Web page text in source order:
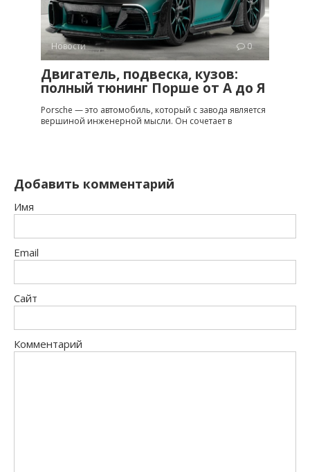
Новости 0
Двигатель, подвеска, кузов:
полный тюнинг Порше от A до Я
Porsche — это автомобиль, который с завода является
вершиной инженерной мысли. Он сочетает в
Добавить комментарий
Имя
Email
Сайт
Комментарий